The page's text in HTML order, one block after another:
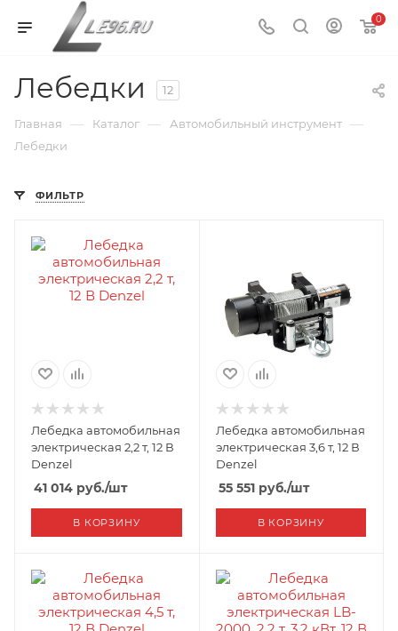
0
Лебедки 12
Главная — Каталог — Автомобильный инструмент —
Лебедки
ФИЛЬТР
Лебедка автомобильная
электрическая 2,2 т, 12 В
Denzel
41 014 руб./шт
В КОРЗИНУ
Лебедка автомобильная
электрическая 3,6 т, 12 В
Denzel
55 551руб./шт
В КОРЗИНУ